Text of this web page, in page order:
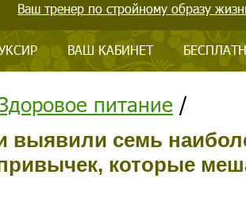
Ваш тренер по стройному образу
ВАШ КАБИНЕТ
питание /
выявили семь
которые